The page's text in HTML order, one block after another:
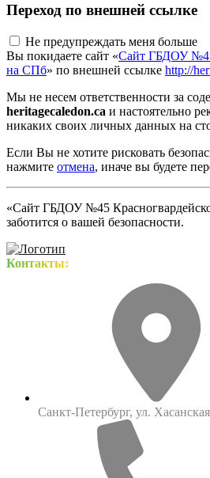
Переход по внешней ссылке
Не предупреждать меня больше
Вы покидаете сайт «Сайт ГБДОУ №45
на СПб» по внешней ссылке http://
Мы не несем ответственности за
heritagecaledon.ca и настоятельно
никаких своих личных данных на
Если Вы не хотите рисковать
нажмите отмена, иначе вы будете
«Сайт ГБДОУ №45
заботится о вашей безопасности.
Контакты:
Санкт-Петербург, ул.